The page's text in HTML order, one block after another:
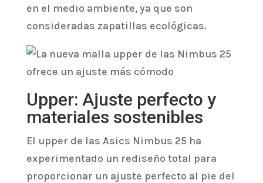
en el medio ambiente, ya que son
consideradas zapatillas ecológicas.
Upper: Ajuste perfecto y
materiales sostenibles
El upper de las Asics Nimbus 25 ha
experimentado un rediseño total para
proporcionar un ajuste perfecto al pie del